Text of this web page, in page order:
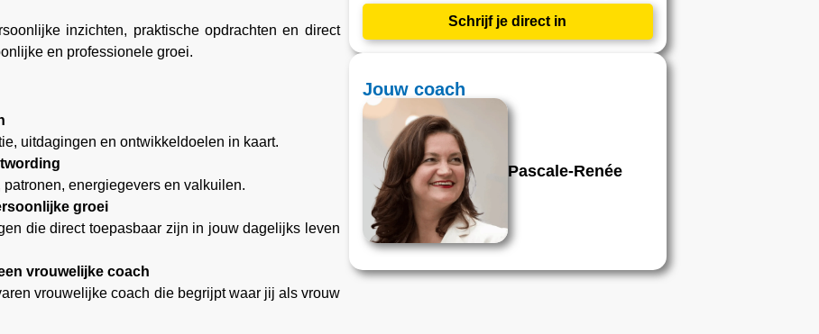
inzichten, praktische opdrachten en direct
en professionele groei.
uitdagingen en ontwikkeldoelen in kaart.
energiegevers en valkuilen.
groei
die direct toepasbaar zijn in jouw dagelijks leven
vrouwelijke coach
vrouwelijke coach die begrijpt waar jij als vrouw
Schrijf je direct in
Jouw coach
Pascale-Renée